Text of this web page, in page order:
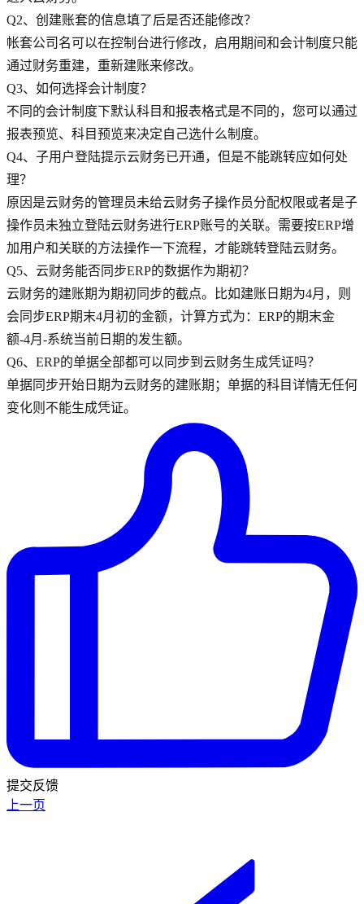
Q2、创建账套的信息填了后是否还能修改？
帐套公司名可以在控制台进行修改，启用期间和会计制度只能
通过财务重建，重新建账来修改。
Q3、如何选择会计制度？
不同的会计制度下默认科目和报表格式是不同的，您可以通过
报表预览、科目预览来决定自己选什么制度。
Q4、子用户登陆提示云财务已开通，但是不能跳转应如何处
理？
原因是云财务的管理员未给云财务子操作员分配权限或者是子
操作员未独立登陆云财务进行ERP账号的关联。需要按ERP增
加用户和关联的方法操作一下流程，才能跳转登陆云财务。
Q5、云财务能否同步ERP的数据作为期初？
云财务的建账期为期初同步的截点。比如建账日期为4月，则
会同步ERP期末4月初的金额，计算方式为：ERP的期末金
额-4月-系统当前日期的发生额。
Q6、ERP的单据全部都可以同步到云财务生成凭证吗？
单据同步开始日期为云财务的建账期；单据的科目详情无任何
变化则不能生成凭证。
提交反馈
上一页